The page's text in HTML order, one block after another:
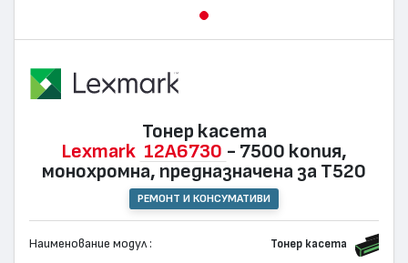
Тонер касета
Lexmark 12A6730 - 7500 копия,
монохромна, предназначена за T520
РЕМОНТ И КОНСУМАТИВИ
Наименование модул : Тонер касета